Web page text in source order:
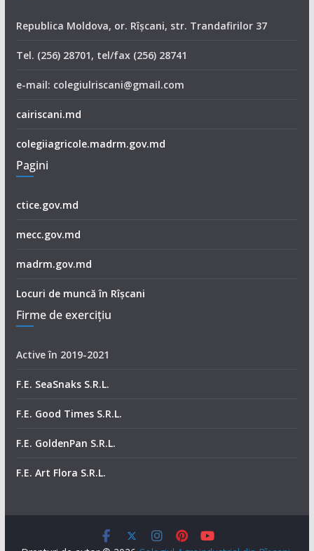
Republica Moldova, or. Rîşcani, str. Trandafirilor 37
Tel. (256) 28701, tel/fax (256) 28741
e-mail: colegiulriscani@gmail.com
cairiscani.md
colegiiagricole.madrm.gov.md
Pagini
ctice.gov.md
mecc.gov.md
madrm.gov.md
Locuri de muncă în Rîșcani
Firme de exerciţiu
Active în 2019-2021
F.E. SeaSnaks S.R.L.
F.E. Good Times S.R.L.
F.E. GoldenPan S.R.L.
F.E. Art Flora S.R.L.